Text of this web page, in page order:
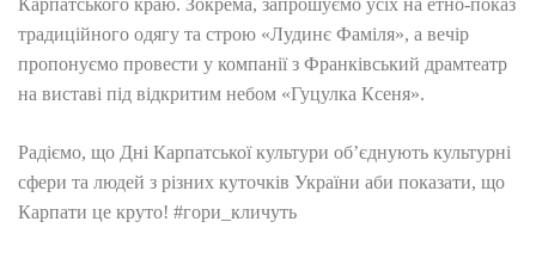
Карпатського краю. Зокрема, запрошуємо усіх на етно-показ
традиційного одягу та строю «Лудинє Фаміля», а вечір
пропонуємо провести у компанії з Франківський драмтеатр
на виставі під відкритим небом «Гуцулка Ксеня».
Радіємо, що Дні Карпатської культури об’єднують культурні
сфери та людей з різних куточків України аби показати, що
Карпати це круто! #гори_кличуть